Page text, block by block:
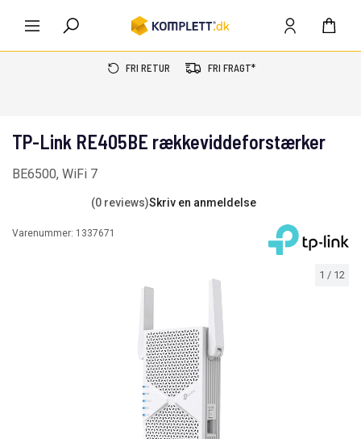
FRI RETUR FRI FRAGT*
1 / 12
TP-Link RE405BE rækkeviddeforstærker
BE6500, WiFi 7
(0 reviews)Skriv en anmeldelse
Varenummer: 1337671